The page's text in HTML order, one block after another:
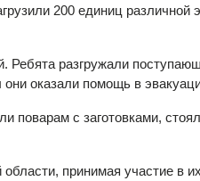
200 единиц
разгружали
оказали помощь в
с заготовками,
принимая участие в